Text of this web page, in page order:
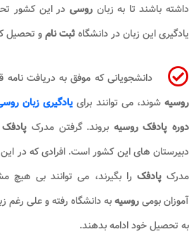
داشته باشند تا به زبانروسی در این کشور
یادگیری این زبان در دانشگاهثبت نامو تحصیل
دانشجویانی که موفق به دریافت نامه
روسیهشوند، می توانند برای یادگیری زبان
دوره پادفک روسیه بروند. گرفتن مدرک
دبیرستان های این کشور است. افرادی که در این
مدرکپادفک را بگیرند، می توانند بی
آموزان بومیروسیهبه دانشگاه رفته و علی رغم
به تحصیل خود ادامه بدهند.